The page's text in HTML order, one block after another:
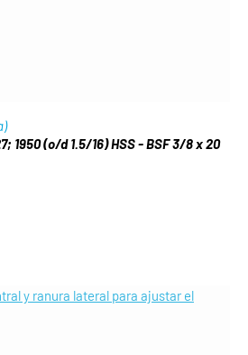
1950 (o/d 1.5/16) HSS - BSF 3/8 x 20